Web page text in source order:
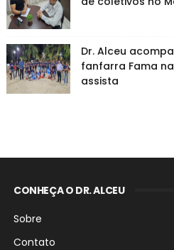
Dr. Alceu
fanfarra Fama
assista
CONHEÇA O DR. ALCEU
Sobre
Contato